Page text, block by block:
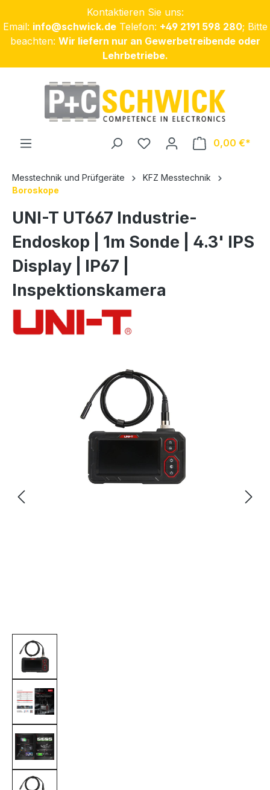
Zum Hauptinhalt springenKontaktieren Sie uns:
Email: info@schwick.deTelefon: +49 2191 598 280; Bitte
beachten: Wir liefern nur an Gewerbetreibende oder
Lehrbetriebe.
0,00 €
Messtechnik und Prüfgeräte
KFZ Messtechnik
Boroskope
UNI-T UT667 Industrie-
Endoskop | 1m Sonde | 4.3' IPS
Display | IP67 |
Inspektionskamera